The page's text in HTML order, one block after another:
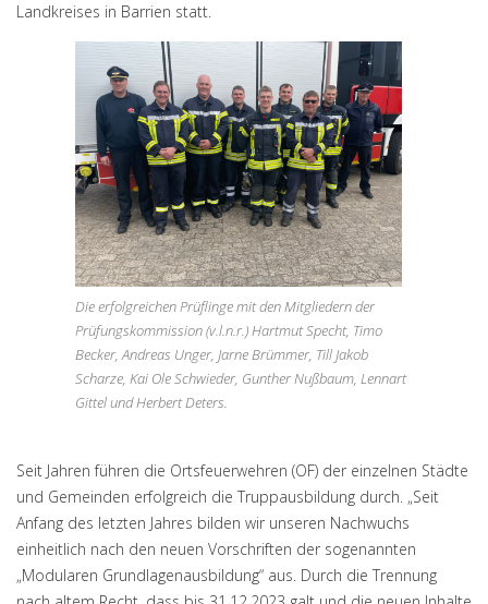
Landkreises in Barrien statt.
Die erfolgreichen Prüflinge mit den Mitgliedern der
Prüfungskommission (v.l.n.r.) Hartmut Specht, Timo
Becker, Andreas Unger, Jarne Brümmer, Till Jakob
Scharze, Kai Ole Schwieder, Gunther Nußbaum, Lennart
Gittel und Herbert Deters.
Seit Jahren führen die Ortsfeuerwehren (OF) der einzelnen Städte
und Gemeinden erfolgreich die Truppausbildung durch. „Seit
Anfang des letzten Jahres bilden wir unseren Nachwuchs
einheitlich nach den neuen Vorschriften der sogenannten
„Modularen Grundlagenausbildung“ aus. Durch die Trennung